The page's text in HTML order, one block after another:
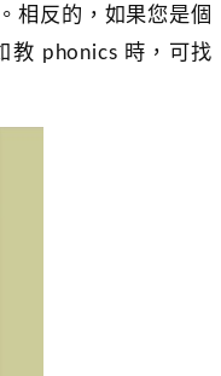
相反的，如果您是個
教 phonics 時，可找